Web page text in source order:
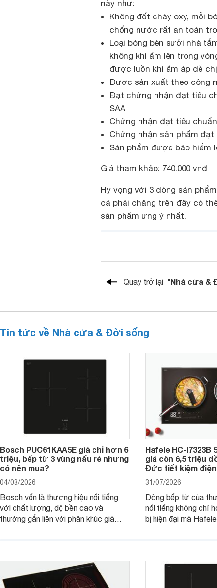
này như:
Không đốt cháy oxy, mỗi
chống nước rất an toàn
Loại bóng bèn sưởi nhà
không khí ấm lên trong
được luồn khí ấm áp dễ
Được sản xuất theo công
Đạt chứng nhận đạt tiêu
SAA
Chứng nhận đạt tiêu
Chứng nhận sản phẩm đạt
Sản phẩm được bảo hiểm
Giá tham khảo: 740.000 vnđ
Hy vọng với 3 dòng sản
cả phải chăng trên đây có
sản phẩm ưng ý nhất.
Quay trở lại "Nhà cửa &
Tin tức về Nhà cửa & Đời sống
Bosch PUC61KAA5E giá chỉ hơn 6
triệu, bếp từ 3 vùng nấu rẻ nhưng
có nên mua?
04/08/2026
Bosch vốn là thương hiệu nổi tiếng
với chất lượng, độ bền cao và
thường gắn liền với phân khúc giá
đơn vị phân phối với mức giá khá dễ
tiếp cận, thu hút sự quan tâm của
nhiều người tiêu dùng.
Hafele HC-I7323B
giá còn 6,5 triệu
Đức tiết kiệm
31/07/2026
Dòng bếp từ của
nổi tiếng không chỉ
bị hiện đại mà
gia đình.